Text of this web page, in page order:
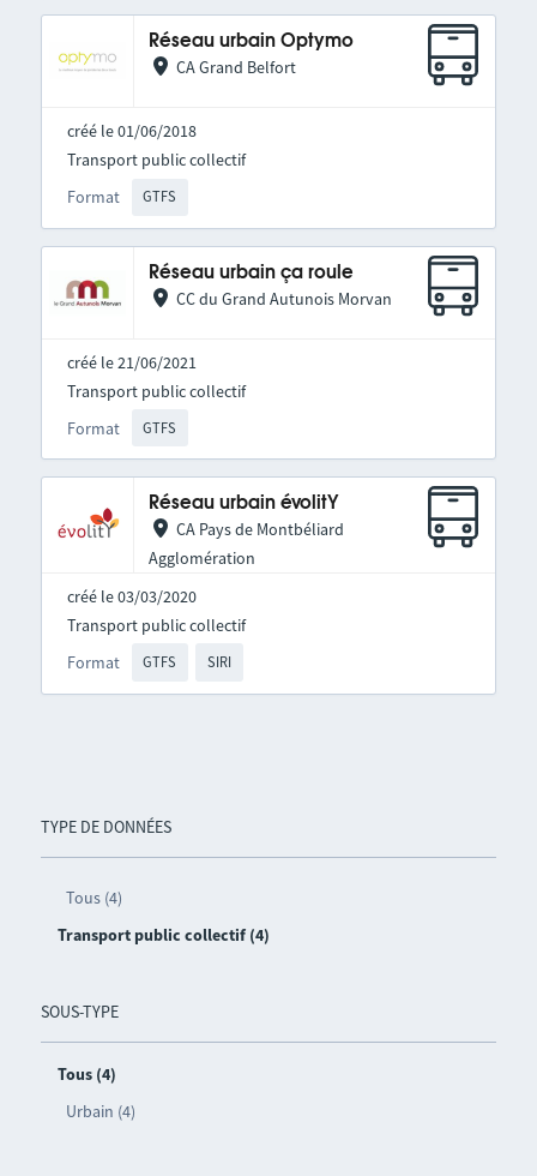
TYPE DE DONNÉES
Tous (4)
Transport public collectif (4)
SOUS-TYPE
Tous (4)
Urbain (4)
Réseau urbain Optymo
CA Grand Belfort
créé le 01/06/2018
Format GTFS
Transport public collectif
Réseau urbain ça roule
CC du Grand Autunois Morvan
créé le 21/06/2021
Format GTFS
Transport public collectif
Réseau urbain évolitY
CA Pays de Montbéliard
Agglomération
créé le 03/03/2020
Format GTFS SIRI
Transport public collectif